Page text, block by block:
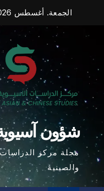
content
الجمعة. أغسطس 7th, 2026
شؤون
مجلة مركز الدراسات
والصينية